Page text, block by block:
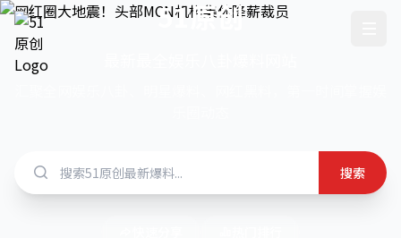
51原创
搜索